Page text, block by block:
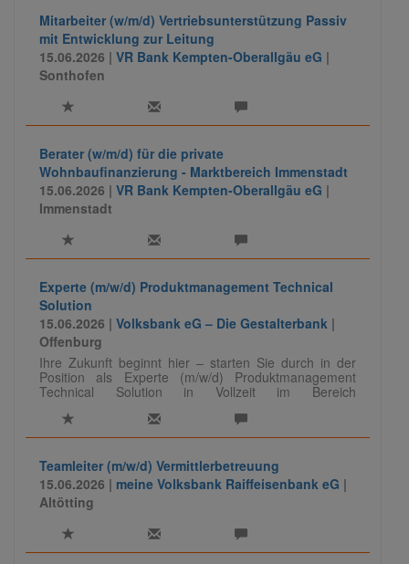
Mitarbeiter (w/m/d) Vertriebsunterstützung Passiv
mit Entwicklung zur Leitung
15.06.2026 | VR Bank Kempten-Oberallgäu eG |
Sonthofen
Berater (w/m/d) für die private
Wohnbaufinanzierung - Marktbereich Immenstadt
15.06.2026 | VR Bank Kempten-Oberallgäu eG |
Immenstadt
Experte (m/w/d) Produktmanagement Technical
Solution
15.06.2026 | Volksbank eG – Die Gestalterbank |
Offenburg
Ihre Zukunft beginnt hier – starten Sie durch in der
Position als Experte (m/w/d) Produktmanagement
Technical Solution in Vollzeit im Bereich
Teamleiter (m/w/d) Vermittlerbetreuung
15.06.2026 | meine Volksbank Raiffeisenbank eG |
Altötting